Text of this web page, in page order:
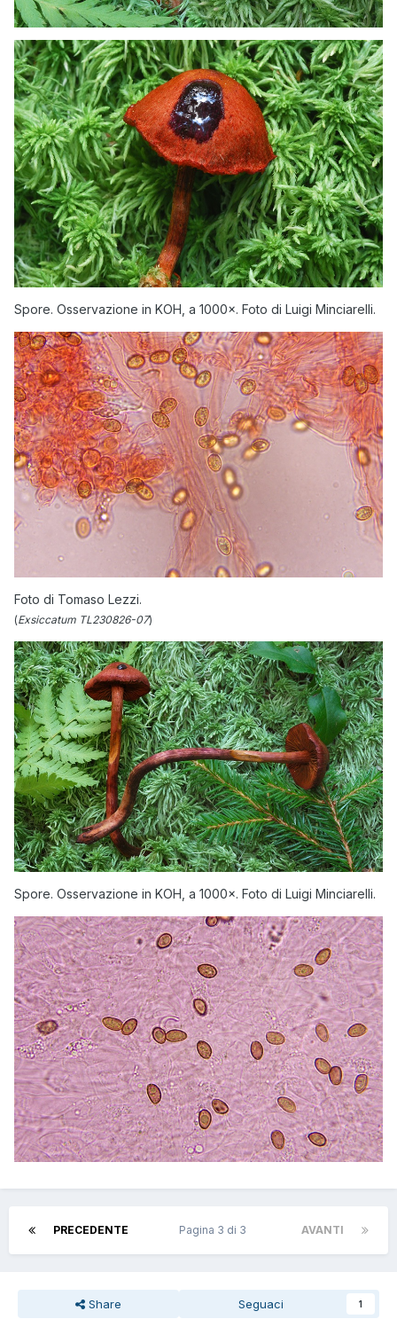
Spore. Osservazione in KOH, a 1000×. Foto di Luigi Minciarelli.
Foto di Tomaso Lezzi.
(Exsiccatum TL230826-07)
Spore. Osservazione in KOH, a 1000×. Foto di Luigi Minciarelli.
PRECEDENTE AVANTI
Pagina 3 di 3
Share Seguaci 1